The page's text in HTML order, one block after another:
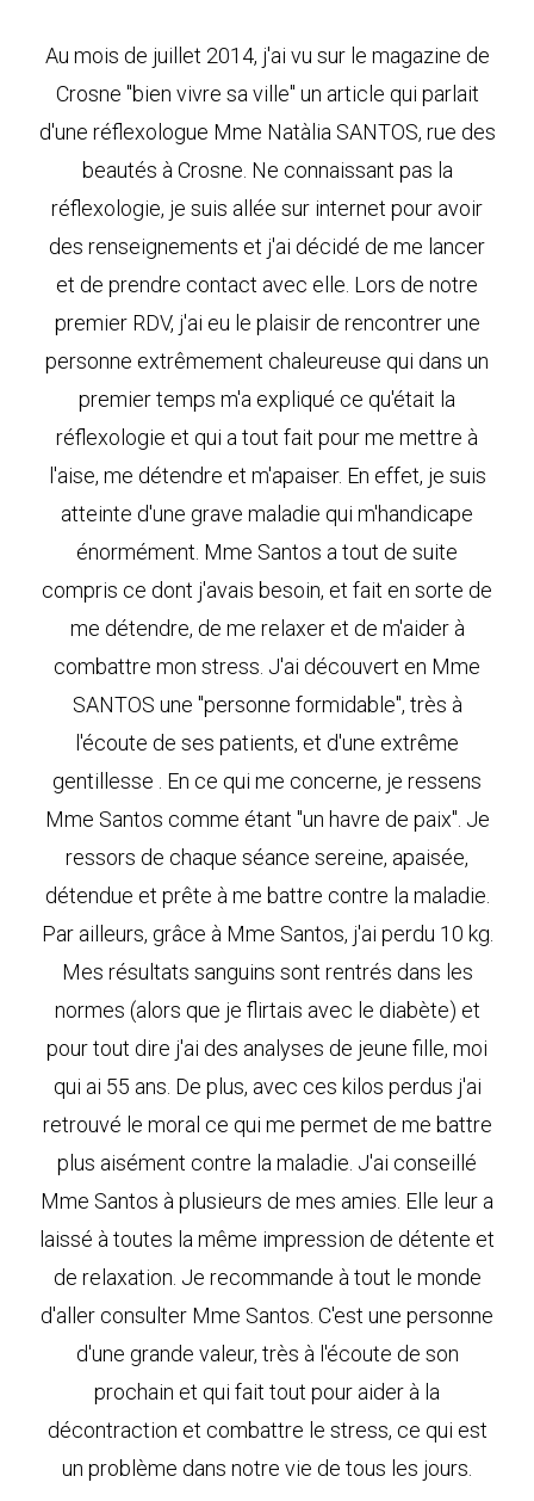
Au mois de juillet 2014, j'ai vu sur le magazine de
Crosne "bien vivre sa ville" un article qui parlait
d'une réflexologue Mme Natàlia SANTOS, rue des
beautés à Crosne. Ne connaissant pas la
réflexologie, je suis allée sur internet pour avoir
des renseignements et j'ai décidé de me lancer
et de prendre contact avec elle. Lors de notre
premier RDV, j'ai eu le plaisir de rencontrer une
personne extrêmement chaleureuse qui dans un
premier temps m'a expliqué ce qu'était la
réflexologie et qui a tout fait pour me mettre à
l'aise, me détendre et m'apaiser. En effet, je suis
atteinte d'une grave maladie qui m'handicape
énormément. Mme Santos a tout de suite
compris ce dont j'avais besoin, et fait en sorte de
me détendre, de me relaxer et de m'aider à
combattre mon stress. J'ai découvert en Mme
SANTOS une "personne formidable", très à
l'écoute de ses patients, et d'une extrême
gentillesse . En ce qui me concerne, je ressens
Mme Santos comme étant "un havre de paix". Je
ressors de chaque séance sereine, apaisée,
détendue et prête à me battre contre la maladie.
Par ailleurs, grâce à Mme Santos, j'ai perdu 10 kg.
Mes résultats sanguins sont rentrés dans les
normes (alors que je flirtais avec le diabète) et
pour tout dire j'ai des analyses de jeune fille, moi
qui ai 55 ans. De plus, avec ces kilos perdus j'ai
retrouvé le moral ce qui me permet de me battre
plus aisément contre la maladie. J'ai conseillé
Mme Santos à plusieurs de mes amies. Elle leur a
laissé à toutes la même impression de détente et
de relaxation. Je recommande à tout le monde
d'aller consulter Mme Santos. C'est une personne
d'une grande valeur, très à l'écoute de son
prochain et qui fait tout pour aider à la
décontraction et combattre le stress, ce qui est
un problème dans notre vie de tous les jours.